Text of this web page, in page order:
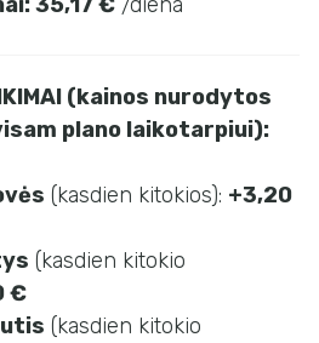
(kainos nurodytos
plano laikotarpiui):
(kasdien kitokios): +3,20
(kasdien kitokio
€
(kasdien kitokio